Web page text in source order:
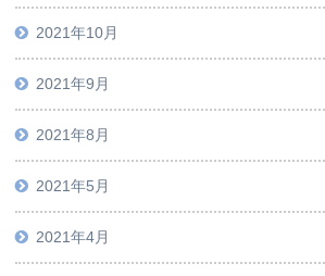
2021年10月
2021年9月
2021年8月
2021年5月
2021年4月